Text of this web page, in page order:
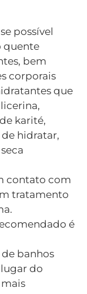
possível
quente
bem
corporais
que
karité,
hidratar,
contato com
tratamento
é
banhos
do